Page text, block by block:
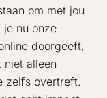
om met jou
je nu onze
doorgeeft,
niet alleen
zelfs overtreft.